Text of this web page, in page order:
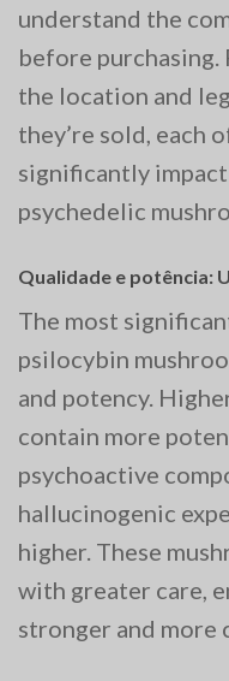
understand the
before
the location and
they’re sold, each
significantly
psychedelic
Qualidade e potência:
The most
psilocybin
and potency.
contain more
psychoactive
hallucinogenic
higher. These
with greater care,
stronger and more